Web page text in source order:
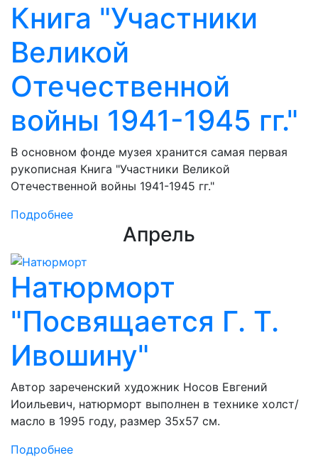
Книга "Участники
Великой
Отечественной
войны 1941-1945 гг."
В основном фонде музея хранится самая первая
рукописная Книга "Участники Великой
Отечественной войны 1941-1945 гг."
Подробнее
Апрель
Натюрморт
"Посвящается Г. Т.
Ивошину"
Автор зареченский художник Носов Евгений
Иоильевич, натюрморт выполнен в технике холст/
масло в 1995 году, размер 35х57 см.
Подробнее